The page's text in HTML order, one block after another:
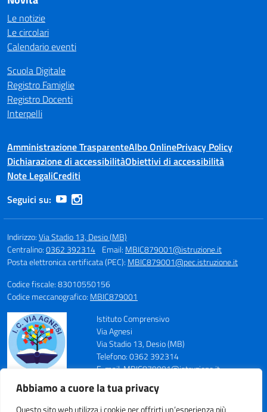
Abbiamo a cuore la tua privacy
Questo sito web utilizza i cookie per offrirti un’esperienza più
Le notizie
Le circolari
Calendario eventi
Scuola Digitale
Registro Famiglie
Registro Docenti
Interpelli
Amministrazione TrasparenteAlbo OnlinePrivacy Policy
Dichiarazione di accessibilitàObiettivi di accessibilità
Note LegaliCrediti
Seguici su:
Indirizzo:Via Stadio 13, Desio (MB)
Centralino:0362 392314 Email: MBIC879001@istruzione.it
Posta elettronica certificata (PEC): MBIC879001@pec.istruzione.it
Codice fiscale: 83010550156
Codice meccanografico: MBIC879001
Istituto Comprensivo
Via Agnesi
Via Stadio 13, Desio (MB)
Telefono: 0362 392314
E-mail: MBIC879001@istruzione.it
PEC: MBIC879001@pec.istruzione.it
Codice Meccanografico: MBIC879001
Codice Fiscale: 83010550156